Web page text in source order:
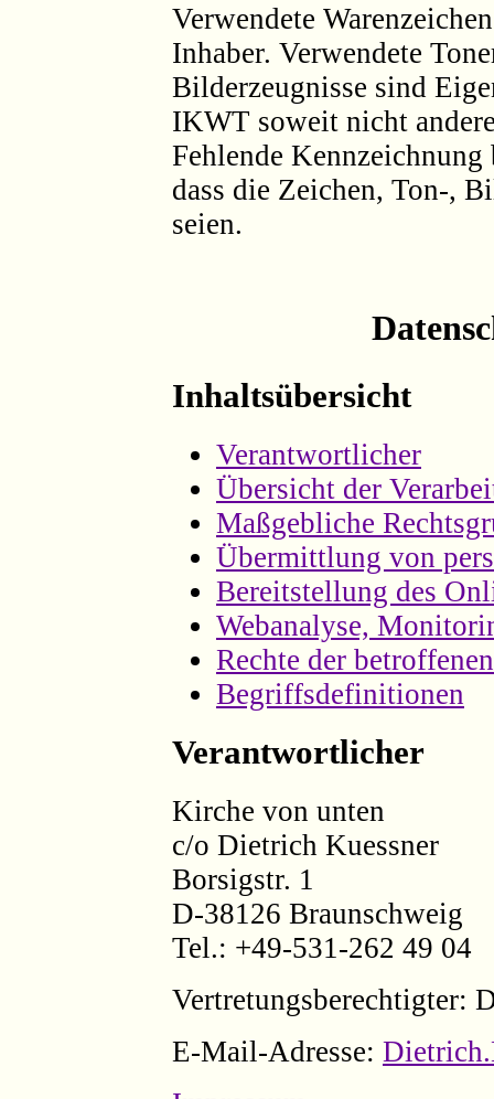
Verwendete
Inhaber. Verwendete
Bilderzeugnisse sind
IKWT soweit nicht
Fehlende
dass die Zeichen, Ton-,
seien.
Inhaltsübersicht
Verantwortlicher
Übersicht der
Maßgebliche
Übermittlung von
Bereitstellung des
Webanalyse,
Rechte der
Begriffsdefinitionen
Verantwortlicher
Kirche von unten
c/o Dietrich Kuessner
Borsigstr. 1
D-38126 Braunschweig
Tel.: +49-531-262 49 04
Vertretungsberechtigter:
E-Mail-Adresse: